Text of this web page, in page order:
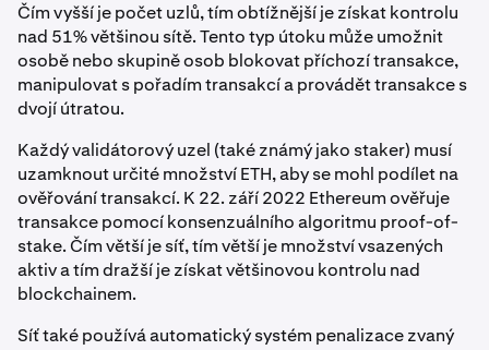
Čím vyšší je počet uzlů, tím obtížnější je získat kontrolu
nad 51% většinou sítě. Tento typ útoku může umožnit
osobě nebo skupině osob blokovat příchozí transakce,
manipulovat s pořadím transakcí a provádět transakce s
dvojí útratou.
Každý validátorový uzel (také známý jako staker) musí
uzamknout určité množství ETH, aby se mohl podílet na
ověřování transakcí. K 22. září 2022 Ethereum ověřuje
transakce pomocí konsenzuálního algoritmu proof-of-
stake. Čím větší je síť, tím větší je množství vsazených
aktiv a tím dražší je získat většinovou kontrolu nad
blockchainem.
Síť také používá automatický systém penalizace zvaný